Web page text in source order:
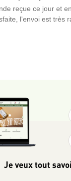
reçue ce jour et
l'envoi est très
Je veux tout